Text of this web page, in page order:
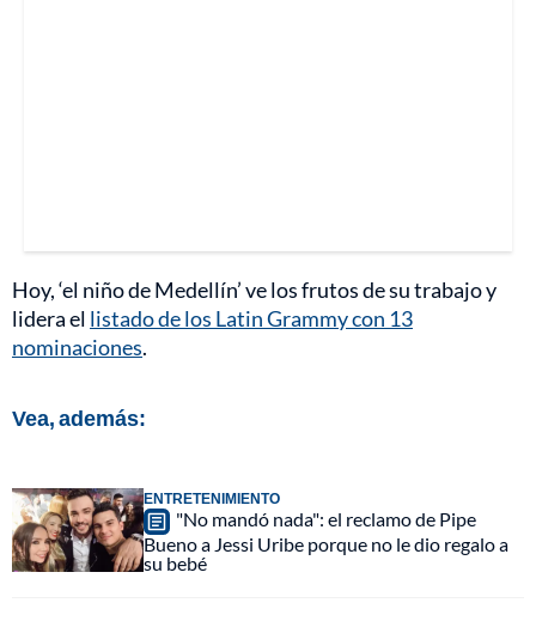
Hoy, ‘el niño de Medellín’ ve los frutos de su trabajo y
lidera el listado de los Latin Grammy con 13
nominaciones.
Vea, además:
ENTRETENIMIENTO
"No mandó nada": el reclamo de Pipe
Bueno a Jessi Uribe porque no le dio regalo a
su bebé